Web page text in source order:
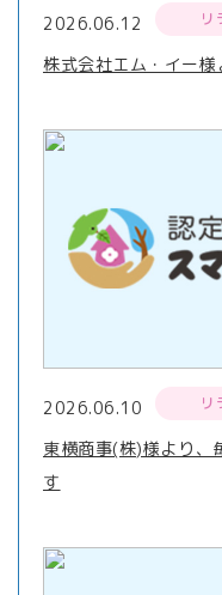
2026.06.12 リ
株式会社エム・イー
2026.06.10 リ
東横商事(株)様より、
す